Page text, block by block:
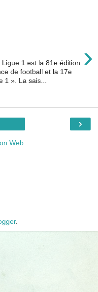
›
1 est la 81e édition
de football et la 17e
1 ». La sais...
›
Web
.